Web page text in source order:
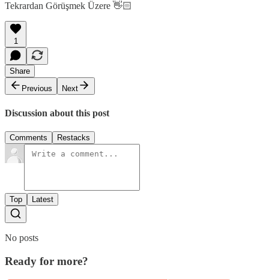
Tekrardan Görüşmek Üzere 👋🏻
1
Share
Previous
Next
Discussion about this post
Comments Restacks
Top Latest
No posts
Ready for more?